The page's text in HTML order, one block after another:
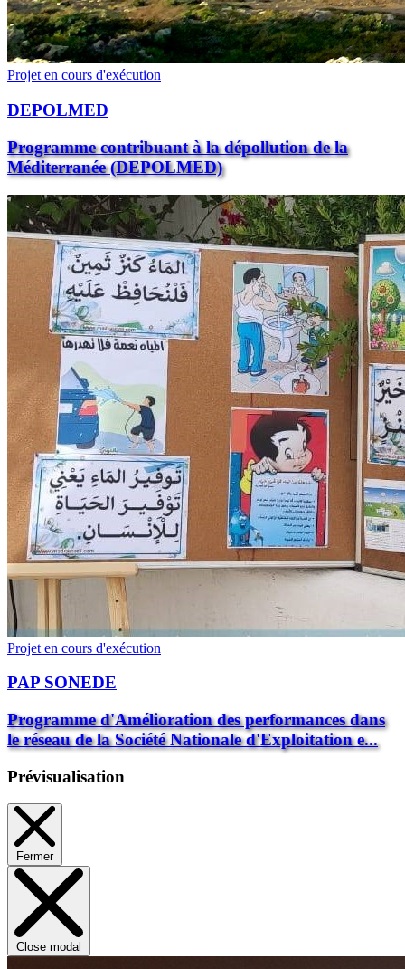
Projet en cours d'exécution
DEPOLMED
Programme contribuant à la dépollution de la
Méditerranée (DEPOLMED)
Projet en cours d'exécution
PAP SONEDE
Programme d'Amélioration des performances dans
le réseau de la Société Nationale d'Exploitation e...
Prévisualisation
Fermer
Close modal